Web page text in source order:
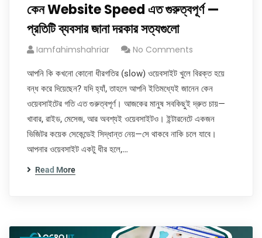
কেন Website Speed এত গুরুত্বপূর্ণ —
প্রতিটি ব্যবসার জানা দরকার সত্যগুলো
Iamfahimshahriar No Comments
আপনি কি কখনো কোনো ধীরগতির (slow) ওয়েবসাইট খুলে বিরক্ত হয়ে
বন্ধ করে দিয়েছেন? যদি হ্যাঁ, তাহলে আপনি ইতিমধ্যেই জানেন কেন
ওয়েবসাইটের গতি এত গুরুত্বপূর্ণ। আজকের মানুষ সবকিছুই দ্রুত চায়—
খাবার, রাইড, মেসেজ, আর অবশ্যই ওয়েবসাইটও। ইন্টারনেটে একজন
ভিজিটর কয়েক সেকেন্ডেই সিদ্ধান্ত নেয়—সে থাকবে নাকি চলে যাবে।
আপনার ওয়েবসাইট একটু ধীর হলে,…
Read More